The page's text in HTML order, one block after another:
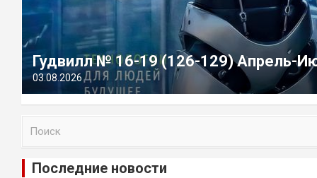
Гудвилл № 16-19 (126-129) Апрель-
03.08.2026
и
Последние новости